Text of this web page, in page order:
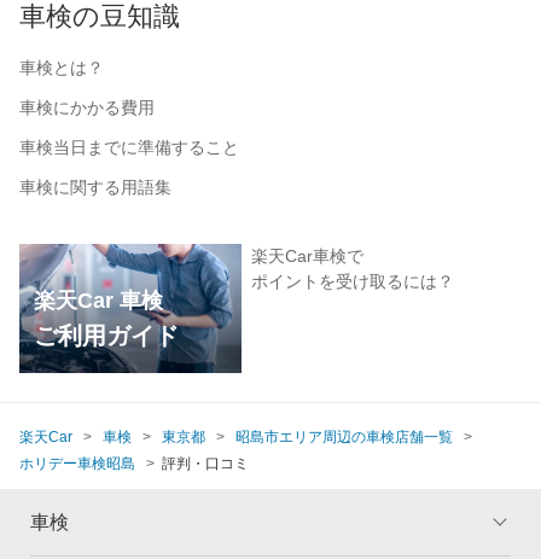
車検の豆知識
車検とは？
車検にかかる費用
車検当日までに準備すること
車検に関する用語集
楽天Car 車検
ご利用ガイド
楽天Car車検で
ポイントを受け取るには？
楽天Car 車検 東京都
昭島市エリア周辺の車検店舗一覧
ホリデー車検昭島
評判・口コミ
車検